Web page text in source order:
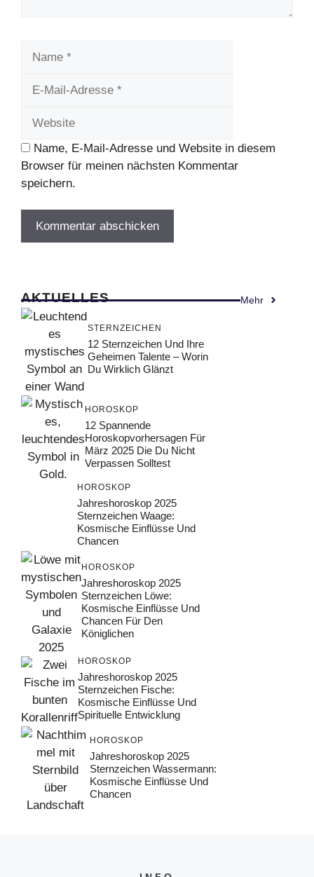
Name, E-Mail-Adresse und Website in diesem
Browser für meinen nächsten Kommentar
speichern.
AKTUELLES Mehr
STERNZEICHEN
12 Sternzeichen Und Ihre
Geheimen Talente – Worin
Du Wirklich Glänzt
HOROSKOP
12 Spannende
Horoskopvorhersagen Für
März 2025 Die Du Nicht
Verpassen Solltest
HOROSKOP
Jahreshoroskop 2025
Sternzeichen Waage:
Kosmische Einflüsse Und
Chancen
HOROSKOP
Jahreshoroskop 2025
Sternzeichen Löwe:
Kosmische Einflüsse Und
Chancen Für Den
Königlichen
HOROSKOP
Jahreshoroskop 2025
Sternzeichen Fische:
Kosmische Einflüsse Und
Spirituelle Entwicklung
HOROSKOP
Jahreshoroskop 2025
Sternzeichen Wassermann:
Kosmische Einflüsse Und
Chancen